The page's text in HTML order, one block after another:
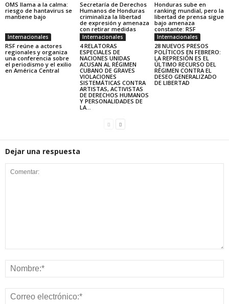
OMS llama a la calma:
riesgo de hantavirus se
mantiene bajo
Secretaría de Derechos
Humanos de Honduras
criminaliza la libertad
de expresión y amenaza
con retirar medidas
Honduras sube en
ranking mundial, pero la
libertad de prensa sigue
bajo amenaza
constante: RSF
Internacionales
RSF reúne a actores
regionales y organiza
una conferencia sobre
el periodismo y el exilio
en América Central
Internacionales
4 RELATORAS
ESPECIALES DE
NACIONES UNIDAS
ACUSAN AL RÉGIMEN
CUBANO DE GRAVES
VIOLACIONES
SISTEMÁTICAS CONTRA
ARTISTAS, ACTIVISTAS
DE DERECHOS HUMANOS
Y PERSONALIDADES DE
LA...
Internacionales
28 NUEVOS PRESOS
POLÍTICOS EN FEBRERO:
LA REPRESIÓN ES EL
ÚLTIMO RECURSO DEL
RÉGIMEN CONTRA EL
DESEO GENERALIZADO
DE LIBERTAD
Dejar una respuesta